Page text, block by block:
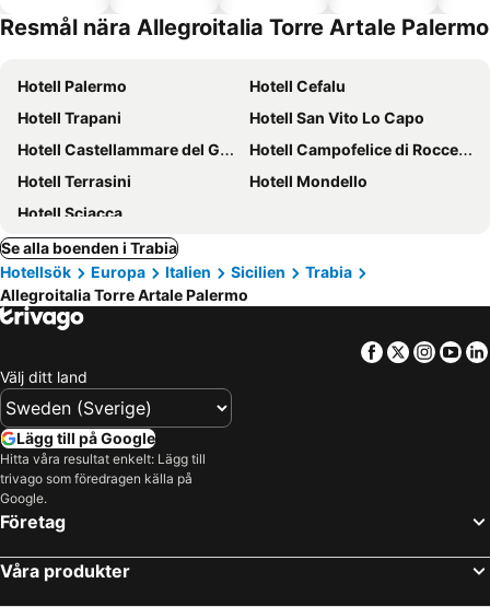
Resmål nära Allegroitalia Torre Artale Palermo
Hotell Palermo
Hotell Cefalu
Hotell Trapani
Hotell San Vito Lo Capo
Hotell Castellammare del Golfo
Hotell Campofelice di Roccella
Hotell Terrasini
Hotell Mondello
Hotell Sciacca
Se alla boenden i Trabia
Hotellsök
Europa Italien Sicilien
Trabia
Allegroitalia Torre Artale Palermo
Facebook
Twitter
Välj ditt land
Lägg till på Google
Hitta våra resultat enkelt: Lägg till
trivago som föredragen källa på
Google.
Företag
Våra produkter